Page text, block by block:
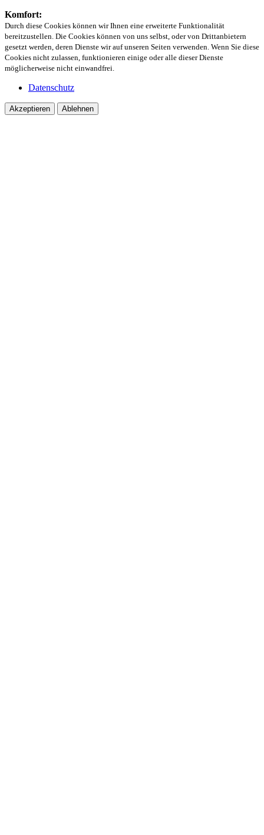
Komfort:
Durch diese Cookies können wir Ihnen eine erweiterte Funktionalität
bereitzustellen. Die Cookies können von uns selbst, oder von Drittanbietern
gesetzt werden, deren Dienste wir auf unseren Seiten verwenden. Wenn Sie diese
Cookies nicht zulassen, funktionieren einige oder alle dieser Dienste
möglicherweise nicht einwandfrei.
Datenschutz
Akzeptieren Ablehnen